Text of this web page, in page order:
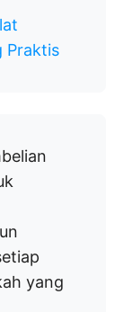
Praktis
yang